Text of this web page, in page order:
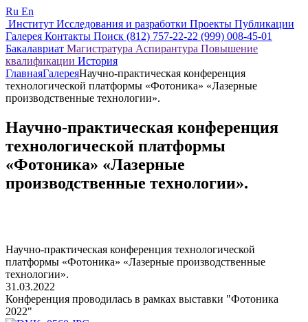
Ru En
Институт Исследования и разработки Проекты Публикации
Галерея Контакты Поиск (812) 757-22-22 (999) 008-45-01
Бакалавриат Магистратура Аспирантура Повышение
квалификации История
ГлавнаяГалереяНаучно-практическая конференция
технологической платформы «Фотоника» «Лазерные
производственные технологии».
Научно-практическая конференция
технологической платформы
«Фотоника» «Лазерные
производственные технологии».
Научно-практическая конференция технологической
платформы «Фотоника» «Лазерные производственные
технологии».
31.03.2022
Конференция проводилась в рамках выставки "Фотоника
2022"